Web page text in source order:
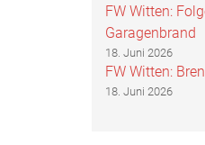
FW Witten:
Garagenbrand
18. Juni 2026
FW Witten:
18. Juni 2026